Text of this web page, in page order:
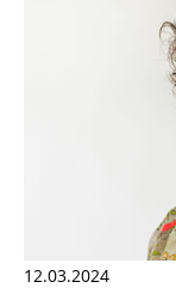
12.03.2024